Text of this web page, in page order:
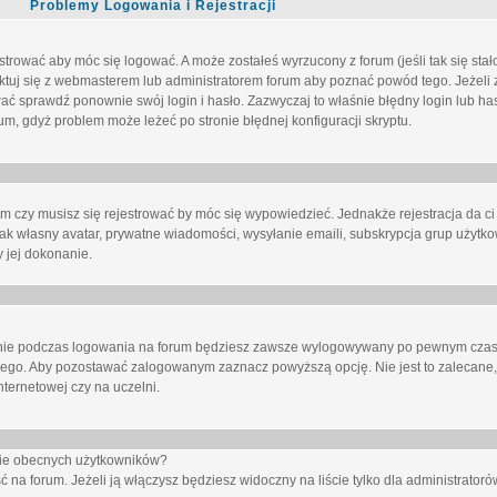
Problemy Logowania i Rejestracji
aby móc się logować. A może zostałeś wyrzucony z forum (jeśli tak się
się z webmasterem lub administratorem forum aby poznać powód tego. Jeżeli
sprawdź ponownie swój login i hasło. Zazwyczaj to właśnie błędny login lub
gdyż problem może leżeć po stronie błędnej konfiguracji skryptu.
czy musisz się rejestrować by móc się wypowiedzieć. Jednakże rejestracja da
własny avatar, prywatne wiadomości, wysyłanie emaili, subskrypcja grup
jej dokonanie.
podczas logowania na forum będziesz zawsze wylogowywany po pewnym
Aby pozostawać zalogowanym zaznacz powyższą opcję. Nie jest to
czy na uczelni.
obecnych użytkowników?
na forum. Jeżeli ją włączysz będziesz widoczny na liście tylko dla